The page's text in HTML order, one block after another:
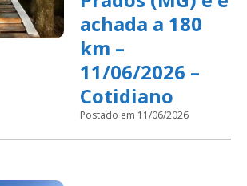
achada a 180
km –
11/06/2026 –
Cotidiano
Postado em 11/06/2026